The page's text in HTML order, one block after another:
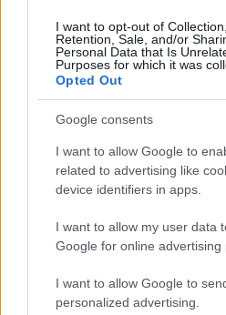
I want to opt-out of
Retention, Sale, and/or
Personal Data that Is
Purposes for which it was
Opted Out
Google consents
I want to allow Google to
related to advertising like
device identifiers in apps.
I want to allow my user data
Google for online advertising
I want to allow Google to
personalized advertising.
Συγκινητική συνάντηση στο
Νοσοκομείο Πατρών ΦΩΤΟ